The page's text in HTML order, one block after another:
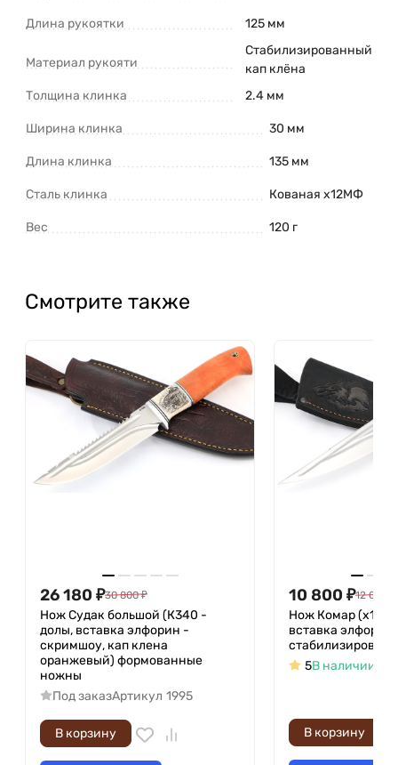
Длина рукоятки 125 мм
Материал рукояти
Стабилизированный
кап клёна
Толщина клинка
2.4 мм
Ширина клинка 30 мм
Длина клинка 135 мм
Сталь клинка Кованая х12МФ
Вес 120 г
Смотрите также
26 180 ₽30 800 ₽
Нож Судак большой (К340 -
долы, вставка элфорин -
скримшоу, кап клена
оранжевый) формованные
ножны
Под заказАртикул 1995
В корзину
10 800 ₽12 000
Нож Комар
вставка элфорин,
5В наличии
В корзину